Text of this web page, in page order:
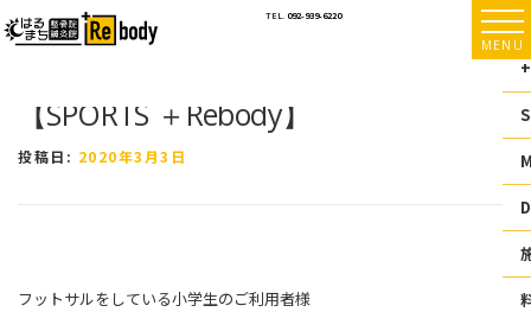
ン
TEL. 092-939-6220
MENU
【SPORTS ＋Rebody】
投稿日: 2020年3月3日
フットサルをしている小学生のご利用者様